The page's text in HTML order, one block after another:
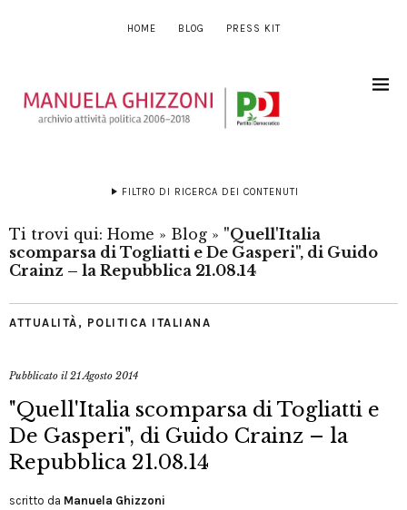
HOME BLOG PRESS KIT
FILTRO DI RICERCA DEI CONTENUTI
Ti trovi qui: Home » Blog » "Quell'Italia
scomparsa di Togliatti e De Gasperi", di Guido
Crainz – la Repubblica 21.08.14
ATTUALITÀ , POLITICA ITALIANA
Pubblicato il21 Agosto 2014
"Quell'Italia scomparsa di Togliatti e
De Gasperi", di Guido Crainz – la
Repubblica 21.08.14
scritto da Manuela Ghizzoni